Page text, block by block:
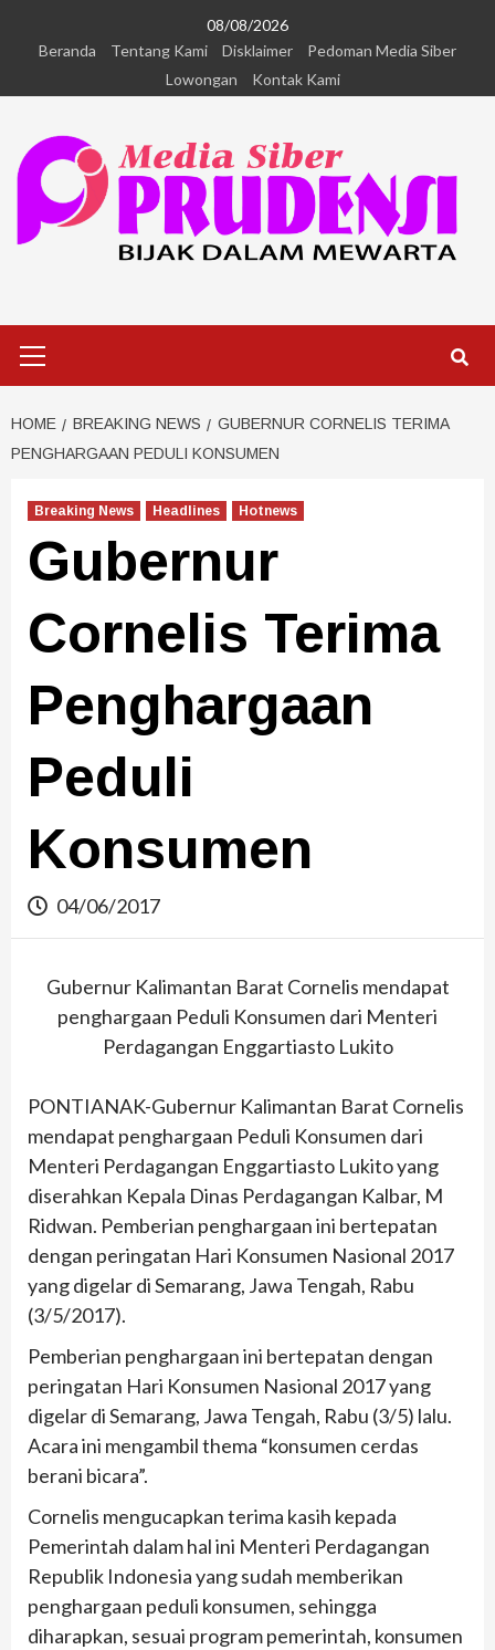
08/08/2026
Beranda
Tentang Kami Disklaimer
Pedoman Media Siber
Lowongan
Kontak Kami
HOME BREAKING NEWS
GUBERNUR CORNELIS TERIMA
PENGHARGAAN PEDULI KONSUMEN
Breaking News Headlines Hotnews
Gubernur
Cornelis Terima
Penghargaan
Peduli
Konsumen
04/06/2017
Gubernur Kalimantan Barat Cornelis mendapat
penghargaan Peduli Konsumen dari Menteri
Perdagangan Enggartiasto Lukito
PONTIANAK-Gubernur Kalimantan Barat Cornelis
mendapat penghargaan Peduli Konsumen dari
Menteri Perdagangan Enggartiasto Lukito yang
diserahkan Kepala Dinas Perdagangan Kalbar, M
Ridwan. Pemberian penghargaan ini bertepatan
dengan peringatan Hari Konsumen Nasional 2017
yang digelar di Semarang, Jawa Tengah, Rabu
(3/5/2017).
Pemberian penghargaan ini bertepatan dengan
peringatan Hari Konsumen Nasional 2017 yang
digelar di Semarang, Jawa Tengah, Rabu (3/5) lalu.
Acara ini mengambil thema “konsumen cerdas
berani bicara”.
Cornelis mengucapkan terima kasih kepada
Pemerintah dalam hal ini Menteri Perdagangan
Republik Indonesia yang sudah memberikan
penghargaan peduli konsumen, sehingga
diharapkan, sesuai program pemerintah, konsumen